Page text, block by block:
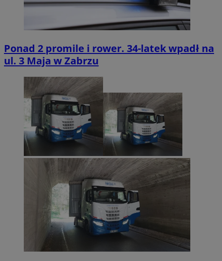
Ponad 2 promile i rower. 34-latek wpadł na
ul. 3 Maja w Zabrzu